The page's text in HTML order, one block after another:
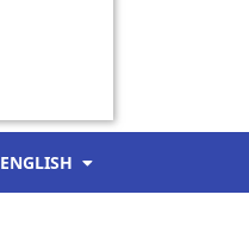
ENGLISH